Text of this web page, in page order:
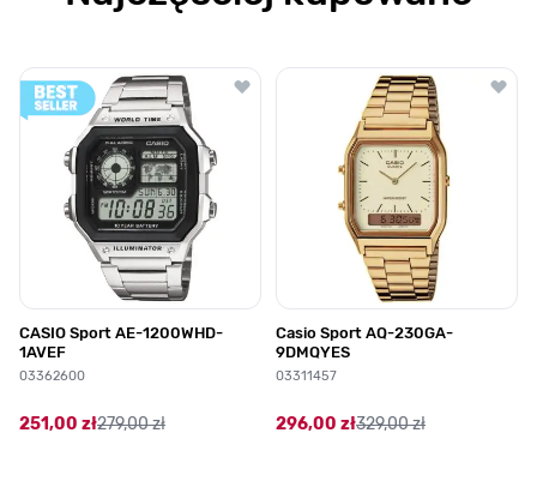
Poruszanie się po elementach karuzeli jest możliwe za pomocą
Naciśnij, aby pominąć karuzelę
Naciśnij, aby przejść do nawigacji karuzeli
CASIO Sport AE-1200WHD-
1AVEF
03362600
251,00 zł279,00 zł
Casio Sport AQ-230GA-
9DMQYES
03311457
296,00 zł329,00 zł